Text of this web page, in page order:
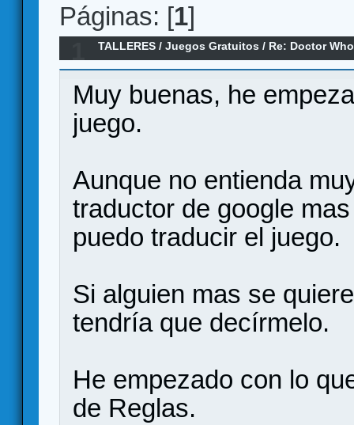
Páginas: [1]
TALLERES /Juegos Gratuitos/ Re: Doctor
Muy buenas, he
juego.
Aunque no entienda
traductor de google
puedo traducir el juego.
Si alguien mas se
tendría que decírmelo.
He empezado con lo
de Reglas.